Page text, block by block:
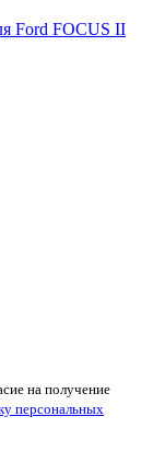
Ford FOCUS II
на получение
персональных